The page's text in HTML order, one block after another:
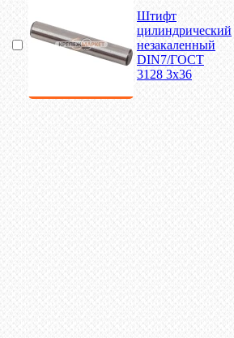
Штифт
цилиндрический
незакаленный
DIN7/ГОСТ
3128 3х36